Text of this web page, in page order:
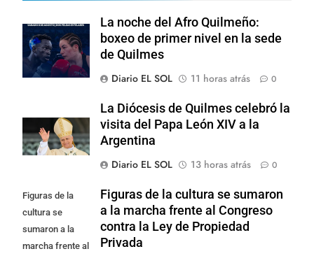
La noche del Afro Quilmeño:
boxeo de primer nivel en la sede
de Quilmes
Diario EL SOL
11 horas atrás 0
La Diócesis de Quilmes celebró la
visita del Papa León XIV a la
Argentina
Diario EL SOL
13 horas atrás 0
Figuras de la
cultura se
sumaron a la
marcha frente al
Figuras de la cultura se sumaron
a la marcha frente al Congreso
contra la Ley de Propiedad
Privada